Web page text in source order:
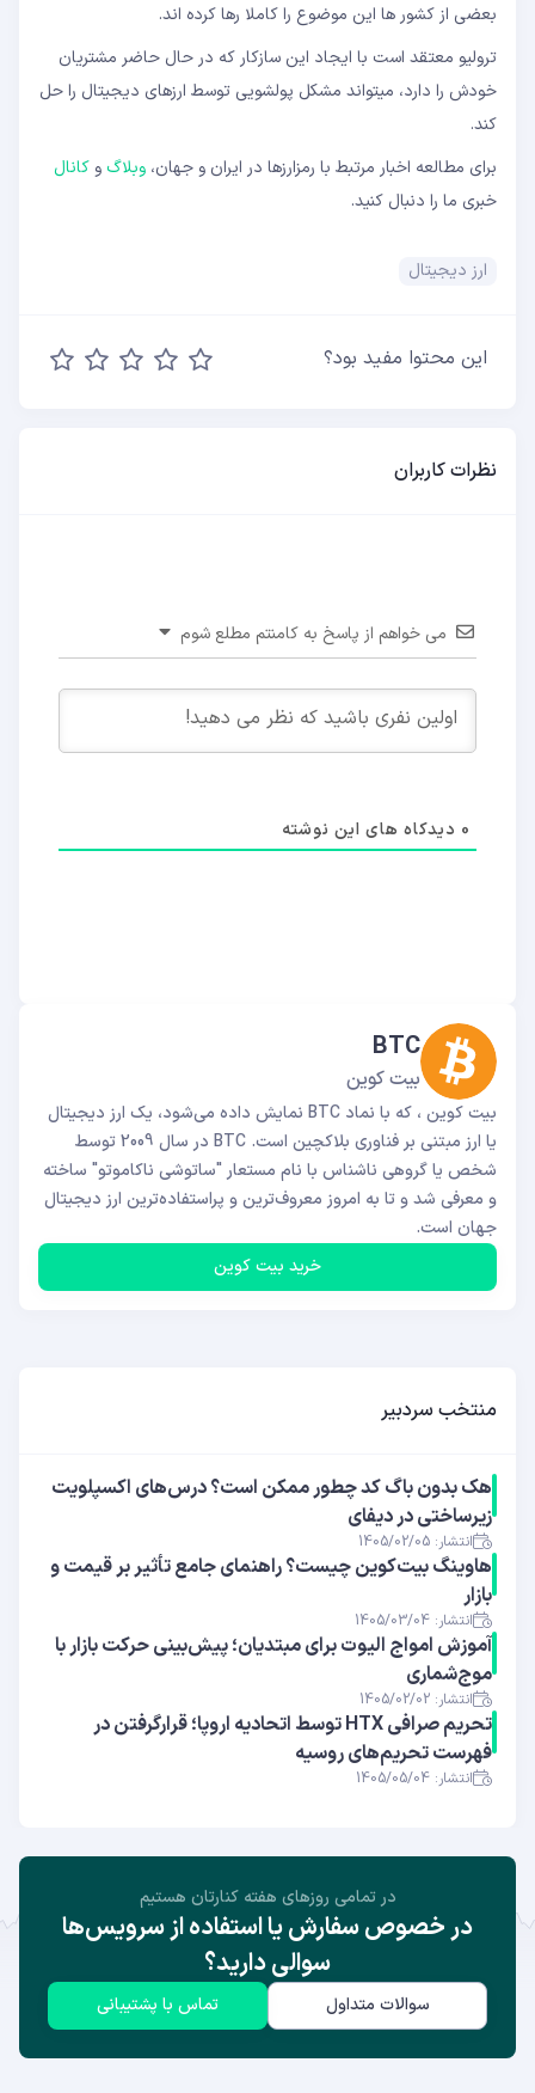
بعضی از کشور ها این موضوع را کاملا رها کرده اند.
ترولیو معتقد است با ایجاد این سازکار که در حال حاضر مشتریان
خودش را دارد، میتواند مشکل پولشویی توسط ارزهای دیجیتال را حل
کند.
برای مطالعه اخبار مرتبط با رمزارزها در ایران و جهان، وبلاگ و کانال
خبری ما را دنبال کنید.
ارز دیجیتال
این محتوا مفید بود؟
نظرات کاربران
می خواهم از پاسخ به کامنتم مطلع شوم
0 دیدکاه های این نوشته
BTC
بیت کوین
بیت کوین ، که با نماد BTC نمایش داده می‌شود، یک ارز دیجیتال
یا ارز مبتنی بر فناوری بلاکچین است. BTC در سال 2009 توسط
شخص یا گروهی ناشناس با نام مستعار "ساتوشی ناکاموتو" ساخته
و معرفی شد و تا به امروز معروف‌ترین و پراستفاده‌ترین ارز دیجیتال
جهان است.
خرید بیت کوین
منتخب سردبیر
هک بدون باگ کد چطور ممکن است؟ درس‌های اکسپلویت
زیرساختی در دیفای
انتشار: 1405/02/05
هاوینگ بیت‌کوین چیست؟ راهنمای جامع تأثیر بر قیمت و
بازار
انتشار: 1405/03/04
آموزش امواج الیوت برای مبتدیان؛ پیش‌بینی حرکت بازار با
موج‌شماری
انتشار: 1405/02/02
تحریم صرافی HTX توسط اتحادیه اروپا؛ قرارگرفتن در
فهرست تحریم‌های روسیه
انتشار: 1405/05/04
در تمامی روز‌های هفته کنارتان هستیم
در خصوص سفارش یا استفاده از سرویس‌ها
سوالی دارید؟
سوالات متداول تماس با پشتیبانی